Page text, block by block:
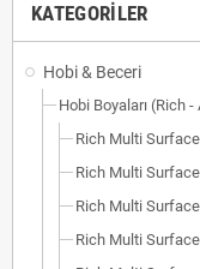
KATEGORILER
Hobi & Beceri
Hobi Boyaları (Rich
Rich Multi
Rich Multi
Rich Multi
Rich Multi